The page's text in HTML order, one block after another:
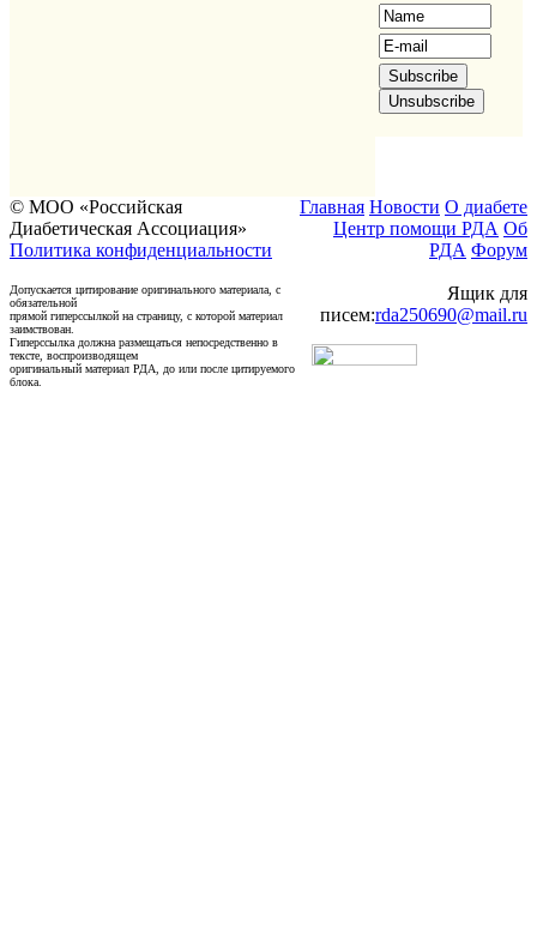
© МОО «Российская
Диабетическая Ассоциация»
Политика конфиденциальности
Допускается цитирование оригинального материала, с
обязательной
прямой гиперссылкой на страницу, с которой материал
заимствован.
Гиперссылка должна размещаться непосредственно в
тексте, воспроизводящем
оригинальный материал РДА, до или после цитируемого
блока.
Главная Новости О диабете
Центр помощи РДА Об
РДА Форум
Ящик для
писем:rda250690@mail.ru